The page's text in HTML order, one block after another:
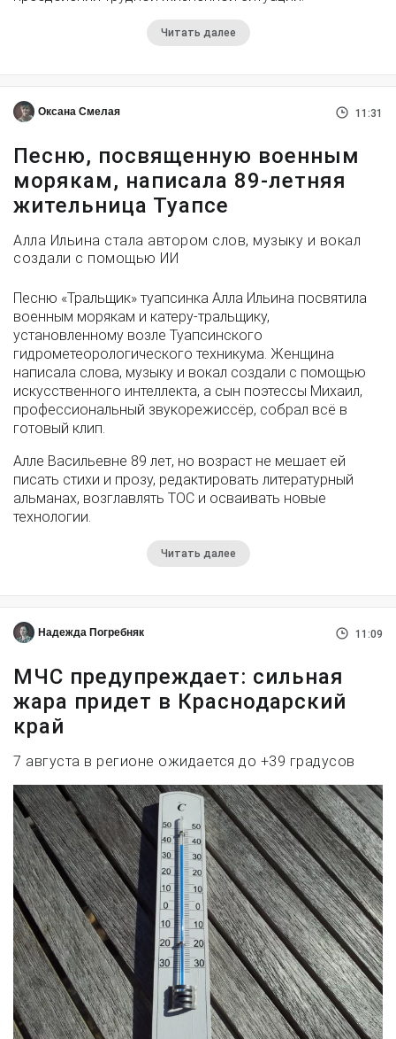
Читать далее
Оксана Смелая 11:31
Песню, посвященную военным
морякам, написала 89-летняя
жительница Туапсе
Алла Ильина стала автором слов, музыку и вокал
создали с помощью ИИ
Песню «Тральщик» туапсинка Алла Ильина посвятила
военным морякам и катеру-тральщику,
установленному возле Туапсинского
гидрометеорологического техникума. Женщина
написала слова, музыку и вокал создали с помощью
искусственного интеллекта, а сын поэтессы Михаил,
профессиональный звукорежиссёр, собрал всё в
готовый клип.
Алле Васильевне 89 лет, но возраст не мешает ей
писать стихи и прозу, редактировать литературный
альманах, возглавлять ТОС и осваивать новые
технологии.
Читать далее
Надежда Погребняк 11:09
МЧС предупреждает: сильная
жара придет в Краснодарский
край
7 августа в регионе ожидается до +39 градусов